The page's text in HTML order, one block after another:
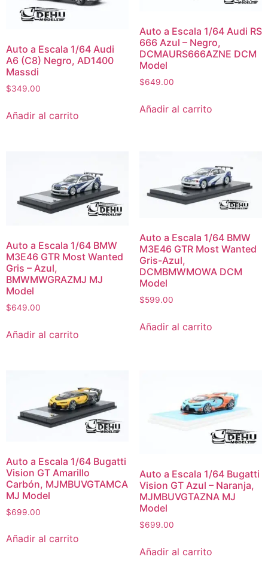
Auto a Escala 1/64 Audi
A6 (C8) Negro, AD1400
Massdi
$349.00
Añadir al carrito
Auto a Escala 1/64 Audi RS
666 Azul – Negro,
DCMAURS666AZNE DCM
Model
$649.00
Añadir al carrito
Auto a Escala 1/64 BMW
M3E46 GTR Most Wanted
Gris – Azul,
BMWMWGRAZMJ MJ
Model
$649.00
Añadir al carrito
Auto a Escala 1/64 BMW
M3E46 GTR Most Wanted
Gris-Azul,
DCMBMWMOWA DCM
Model
$599.00
Añadir al carrito
Auto a Escala 1/64 Bugatti
Vision GT Amarillo
Carbón, MJMBUVGTAMCA
MJ Model
$699.00
Añadir al carrito
Auto a Escala 1/64 Bugatti
Vision GT Azul – Naranja,
MJMBUVGTAZNA MJ
Model
$699.00
Añadir al carrito